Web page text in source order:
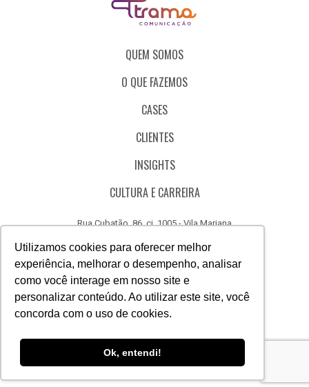
Utilizamos cookies para oferecer melhor
experiência, melhorar o desempenho, analisar
como você interage em nosso site e
personalizar conteúdo. Ao utilizar este site, você
concorda com o uso de cookies.
Ok, entendi!
QUEM SOMOS
O QUE FAZEMOS
CASES
CLIENTES
INSIGHTS
CULTURA E CARREIRA
Rua Cubatão, 86, cj. 1005 - Vila Mariana
CÓDIGO DE ÉTICA
CANAL DE DENÚNCIAS
Acesse
nosso
Acesse
nosso
Acesse
nosso nosso nosso nosso